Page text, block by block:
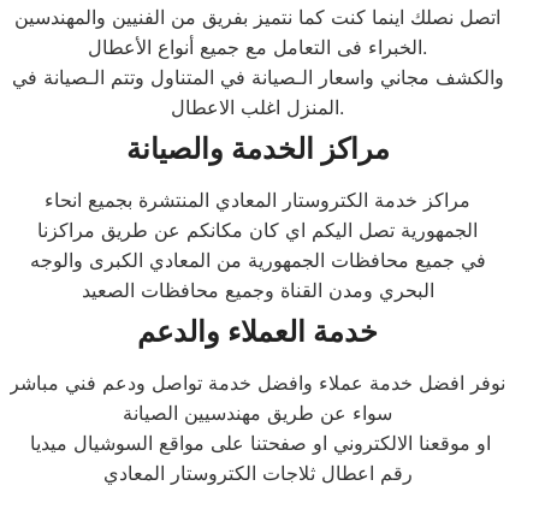
اتصل نصلك اينما كنت كما نتميز بفريق من الفنيين والمهندسين
الخبراء فى التعامل مع جميع أنواع الأعطال.​​
والكشف مجاني واسعار الـصيانة في المتناول وتتم الـصيانة في
المنزل اغلب الاعطال.​
مراكز الخدمة والصيانة
مراكز خدمة الكتروستار المعادي المنتشرة بجميع انحاء
الجمهورية تصل اليكم اي كان مكانكم عن طريق مراكزنا
في جميع محافظات الجمهورية من المعادي الكبرى والوجه
البحري ومدن القناة وجميع محافظات الصعيد
خدمة العملاء والدعم
نوفر افضل خدمة عملاء وافضل خدمة تواصل ودعم فني مباشر
سواء عن طريق مهندسيين الصيانة
او موقعنا الالكتروني او صفحتنا على مواقع السوشيال ميديا
رقم اعطال ثلاجات الكتروستار المعادي